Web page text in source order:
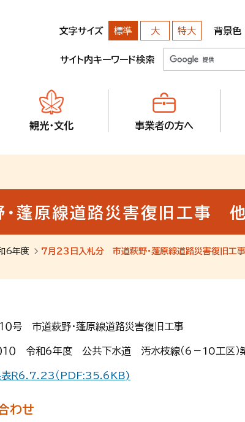
文字サイズ 標準 大 特大 背景色
サイト内キーワード検索
観光・文化 事業者の方へ
・蓬原線道路災害復旧工事
6年度 ７月２３日入札分 市道萩野・蓬原線道路災害復旧
０号 市道萩野・蓬原線道路災害復旧工事
１０ 令和6年度 公共下水道 汚水枝線（6－10工区）築
表Ｒ6.7.23（PDF:35.6KB)
わせ